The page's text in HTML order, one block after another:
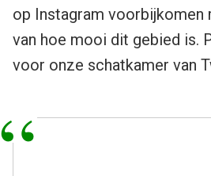
op Instagram voorbijkomen
van hoe mooi dit gebied is.
voor onze schatkamer van